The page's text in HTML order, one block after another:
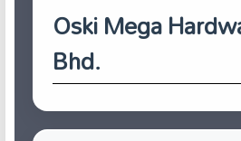
Oski Mega
Bhd.